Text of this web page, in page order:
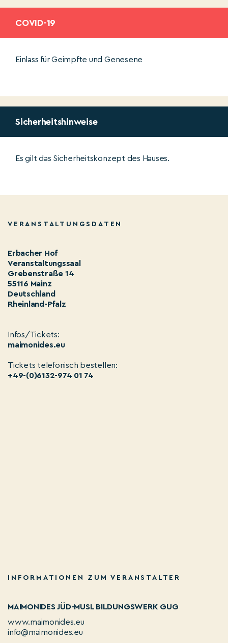
COVID-19
Einlass für Geimpfte und Genesene
Sicherheitshinweise
Es gilt das Sicherheitskonzept des Hauses.
VERANSTALTUNGSDATEN
Erbacher Hof
Veranstaltungssaal
Grebenstraße 14
55116 Mainz
Deutschland
Rheinland-Pfalz
Infos/Tickets:
maimonides.eu
Tickets telefonisch bestellen:
+49-(0)6132-974 01 74
INFORMATIONEN ZUM VERANSTALTER
MAIMONIDES JÜD-MUSL BILDUNGSWERK GUG
www.maimonides.eu
info@maimonides.eu